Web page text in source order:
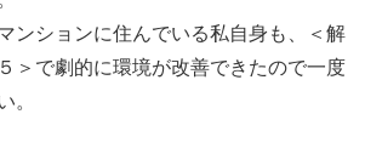
ンションに住んでいる私自身も、＜解
＞で劇的に環境が改善できたので一度
。